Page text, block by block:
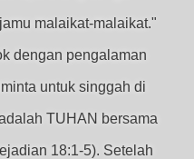
malaikat-malaikat."
dengan pengalaman
untuk singgah di
TUHAN bersama
18:1-5). Setelah